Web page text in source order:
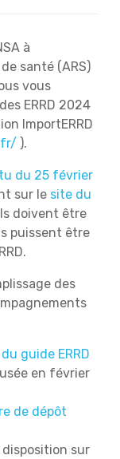
à
santé (ARS)
vous
ERRD 2024
ImportERRD
).
du 25 février
sur le site du
doivent être
puissent être
des
guide ERRD
en février
de dépôt
sur